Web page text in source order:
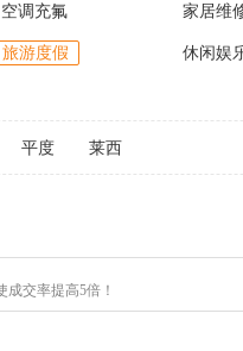
空调充氟 家居维
旅游度假 休闲娱
平度 莱西
交率提高5倍！